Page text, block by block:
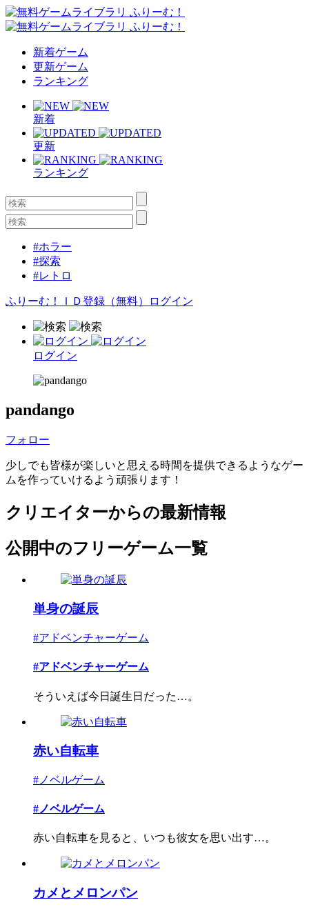
新着ゲーム
更新ゲーム
ランキング
新着
更新
ランキング
#ホラー
#探索
#レトロ
ふりーむ！ＩＤ登録（無料） ログイン
ログイン
pandango
フォロー
少しでも皆様が楽しいと思える時間を提供できるようなゲー
ムを作っていけるよう頑張ります！
クリエイターからの最新情報
公開中のフリーゲーム一覧
単身の誕辰
#アドベンチャーゲーム
#アドベンチャーゲーム
そういえば今日誕生日だった…。
赤い自転車
#ノベルゲーム
#ノベルゲーム
赤い自転車を見ると、いつも彼女を思い出す…。
カメとメロンパン